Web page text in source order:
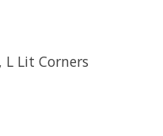
L Lit Corners